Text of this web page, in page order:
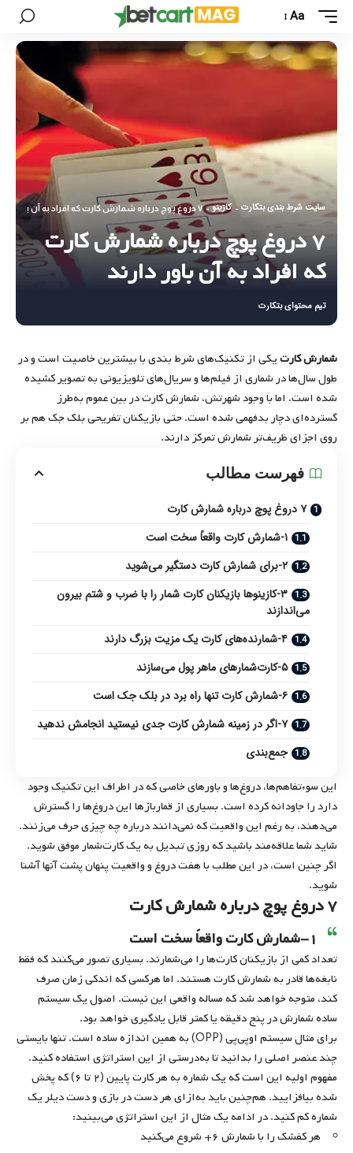
Aa
سایت شرط بندی بتکارت - کازینو - ۷ دروغ پوچ درباره شمارش کارت که افراد به آن باور دارند
۷ دروغ پوچ درباره شمارش کارت
که افراد به آن باور دارند
تیم محتوای بتکارت
شمارش کارتیکی از تکنیک‌های شرط بندی با بیشترین خاصیت است و در
طول سال‌ها در شماری از فیلم‌ها و سریال‌های تلویزیونی به تصویر کشیده
شده است. اما با وجود شهرتش، شمارش کارت در بین عموم به‌طرز
گسترده‌ای دچار بدفهمی شده است. حتی بازیکنان تفریحی بلک جک هم بر
روی اجزای ظریف‌تر شمارش تمرکز دارند.
فهرست مطالب
۷ دروغ پوچ درباره شمارش کارت
۱-شمارش کارت واقعاً سخت است
۲-برای شمارش کارت دستگیر می‌شوید
۳-کازینوها بازیکنان کارت شمار را با ضرب و شتم بیرون
می‌اندازند
۴-شمارنده‌های کارت یک مزیت بزرگ دارند
۵-کارت‌شمارهای ماهر پول می‌سازند
۶-شمارش کارت تنها راه برد در بلک جک است
۷-اگر در زمینه شمارش کارت جدی نیستید انجامش ندهید
جمع‌بندی
این سوءتفاهم‌ها، دروغ‌ها و باورهای خاصی که در اطراف این تکنیک وجود
دارد را جاودانه کرده است. بسیاری از قماربازها این دروغ‌ها را گسترش
می‌دهند، به رغم این واقعیت که نمی‌دانند درباره چه چیزی حرف می‌زنند.
شاید شما علاقه‌مند باشید که روزی تبدیل به یک کارت‌شمار موفق شوید.
اگر چنین است، در این مطلب با هفت دروغ و واقعیت پنهان پشت آنها آشنا
شوید.
۷ دروغ پوچ درباره شمارش کارت
۱-شمارش کارت واقعاً سخت است
تعداد کمی از بازیکنان کارت‌ها را می‌شمارند. بسیاری تصور می‌کنند که فقط
نابغه‌ها قادر به شمارش کارت هستند. اما هرکسی که اندکی زمان صرف
کند، متوجه خواهد شد که مساله واقعی این نیست. اصول یک سیستم
ساده شمارش در پنج دقیقه یا کمتر قابل یادگیری خواهد بود.
برای مثال سیستم او‌پی‌پی (OPP) به همین اندازه ساده است. تنها بایستی
چند عنصر اصلی را بدانید تا به‌درستی از این استراتژی استفاده کنید.
مفهوم اولیه این است که یک شماره به هر کارت پایین (۲ تا ۶) که پخش
شده بیافزایید. هم‌چنین باید به‌ازای هر دست در بازی و دست دیلر یک
شماره کم کنید. در ادامه یک مثال از این استراتژی می‌بینید:
هر کفشک را با شمارش ۶+ شروع می‌کنید